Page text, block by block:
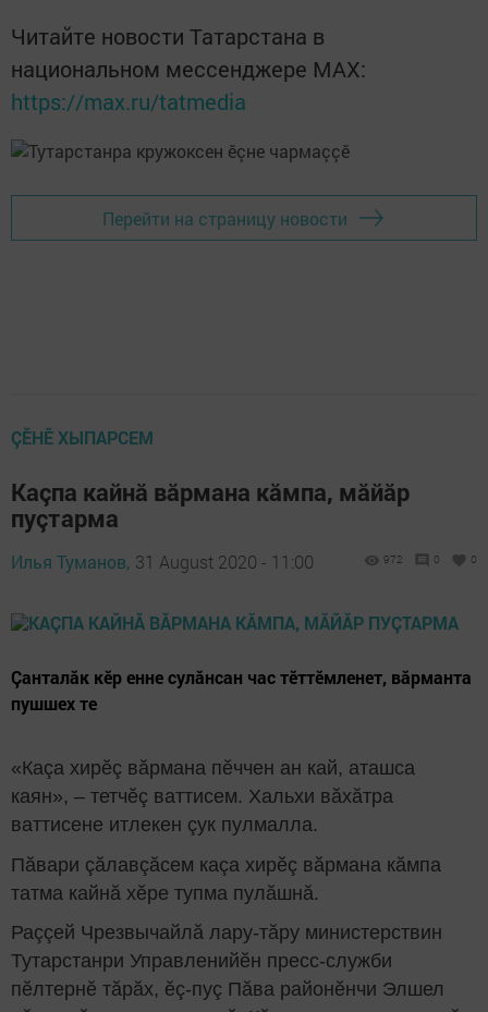
Читайте новости Татарстана в
национальном мессенджере MАХ:
https://max.ru/tatmedia
Перейти на страницу новости
ÇӖНӖ ХЫПАРСЕМ
Каçпа кайнă вăрмана кăмпа, мăйăр
пуçтарма
Илья Туманов, 31 August 2020 - 11:00 972 0 0
Çанталăк кӗр енне сулăнсан час тӗттӗмленет, вăрманта
пушшех те
«Каçа хирӗç вăрмана пӗччен ан кай, аташса
каян», – тетчӗç ваттисем. Хальхи вăхăтра
ваттисене итлекен çук пулмалла.
Пăвари çăлавçăсем каçа хирӗç вăрмана кăмпа
татма кайнă хӗре тупма пулăшнă.
Раççей Чрезвычайлă лару-тăру министерствин
Тутарстанри Управленийӗн пресс-служби
пӗлтернӗ тăрăх, ӗç-пуç Пăва районӗнчи Элшел